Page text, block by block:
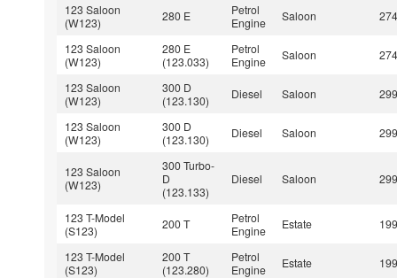
123 Saloon
(W123)
280 E
Petrol
Engine
Saloon
123 Saloon
(W123)
280 E
(123.033)
Petrol
Engine
Saloon
123 Saloon
(W123)
300 D
(123.130)
Diesel Saloon
123 Saloon
(W123)
300 D
(123.130)
Diesel Saloon
123 Saloon
(W123)
300 Turbo-
D
(123.133)
Diesel Saloon
123 T-Model
(S123)
200 T
Petrol
Engine
Estate
123 T-Model
(S123)
200 T
(123.280)
Petrol
Engine
Estate